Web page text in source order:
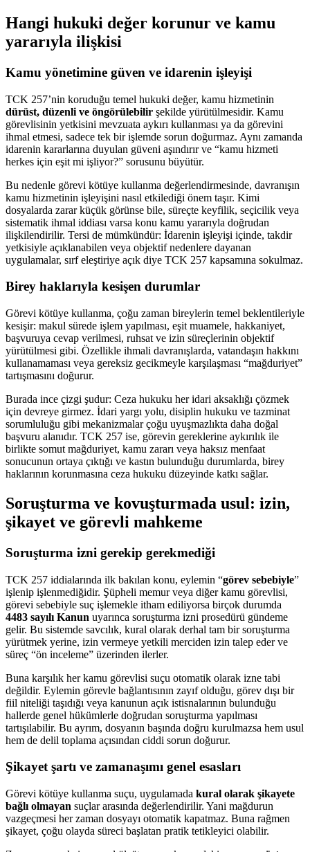
Hangi hukuki değer korunur ve kamu
yararıyla ilişkisi
Kamu yönetimine güven ve idarenin işleyişi
TCK 257’nin koruduğu temel hukuki değer, kamu hizmetinin
dürüst, düzenli ve öngörülebilir şekilde yürütülmesidir. Kamu
görevlisinin yetkisini mevzuata aykırı kullanması ya da görevini
ihmal etmesi, sadece tek bir işlemde sorun doğurmaz. Aynı zamanda
idarenin kararlarına duyulan güveni aşındırır ve “kamu hizmeti
herkes için eşit mi işliyor?” sorusunu büyütür.
Bu nedenle görevi kötüye kullanma değerlendirmesinde, davranışın
kamu hizmetinin işleyişini nasıl etkilediği önem taşır. Kimi
dosyalarda zarar küçük görünse bile, süreçte keyfilik, seçicilik veya
sistematik ihmal iddiası varsa konu kamu yararıyla doğrudan
ilişkilendirilir. Tersi de mümkündür: İdarenin işleyişi içinde, takdir
yetkisiyle açıklanabilen veya objektif nedenlere dayanan
uygulamalar, sırf eleştiriye açık diye TCK 257 kapsamına sokulmaz.
Birey haklarıyla kesişen durumlar
Görevi kötüye kullanma, çoğu zaman bireylerin temel beklentileriyle
kesişir: makul sürede işlem yapılması, eşit muamele, hakkaniyet,
başvuruya cevap verilmesi, ruhsat ve izin süreçlerinin objektif
yürütülmesi gibi. Özellikle ihmali davranışlarda, vatandaşın hakkını
kullanamaması veya gereksiz gecikmeyle karşılaşması “mağduriyet”
tartışmasını doğurur.
Burada ince çizgi şudur: Ceza hukuku her idari aksaklığı çözmek
için devreye girmez. İdari yargı yolu, disiplin hukuku ve tazminat
sorumluluğu gibi mekanizmalar çoğu uyuşmazlıkta daha doğal
başvuru alanıdır. TCK 257 ise, görevin gereklerine aykırılık ile
birlikte somut mağduriyet, kamu zararı veya haksız menfaat
sonucunun ortaya çıktığı ve kastın bulunduğu durumlarda, birey
haklarının korunmasına ceza hukuku düzeyinde katkı sağlar.
Soruşturma ve kovuşturmada usul: izin,
şikayet ve görevli mahkeme
Soruşturma izni gerekip gerekmediği
TCK 257 iddialarında ilk bakılan konu, eylemin “görev sebebiyle”
işlenip işlenmediğidir. Şüpheli memur veya diğer kamu görevlisi,
görevi sebebiyle suç işlemekle itham ediliyorsa birçok durumda
4483 sayılı Kanun uyarınca soruşturma izni prosedürü gündeme
gelir. Bu sistemde savcılık, kural olarak derhal tam bir soruşturma
yürütmek yerine, izin vermeye yetkili merciden izin talep eder ve
süreç “ön inceleme” üzerinden ilerler.
Buna karşılık her kamu görevlisi suçu otomatik olarak izne tabi
değildir. Eylemin görevle bağlantısının zayıf olduğu, görev dışı bir
fiil niteliği taşıdığı veya kanunun açık istisnalarının bulunduğu
hallerde genel hükümlerle doğrudan soruşturma yapılması
tartışılabilir. Bu ayrım, dosyanın başında doğru kurulmazsa hem usul
hem de delil toplama açısından ciddi sorun doğurur.
Şikayet şartı ve zamanaşımı genel esasları
Görevi kötüye kullanma suçu, uygulamada kural olarak şikayete
bağlı olmayan suçlar arasında değerlendirilir. Yani mağdurun
vazgeçmesi her zaman dosyayı otomatik kapatmaz. Buna rağmen
şikayet, çoğu olayda süreci başlatan pratik tetikleyici olabilir.